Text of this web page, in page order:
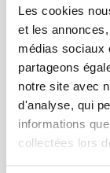
Les cookies
et les
médias sociaux
partageons
notre site avec
d'analyse, qui
informations
collectées lors